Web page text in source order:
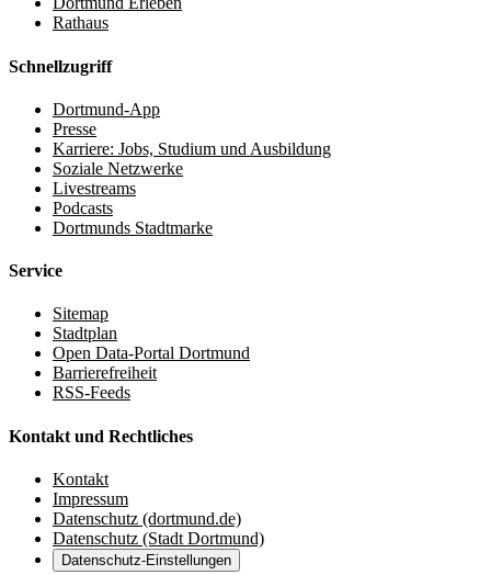
Rathaus
Schnellzugriff
Dortmund-App
Presse
Karriere: Jobs, Studium und Ausbildung
Soziale Netzwerke
Livestreams
Podcasts
Dortmunds Stadtmarke
Service
Sitemap
Stadtplan
Open Data-Portal Dortmund
Barrierefreiheit
RSS-Feeds
Kontakt und Rechtliches
Kontakt
Impressum
Datenschutz (dortmund.de)
Datenschutz (Stadt Dortmund)
Datenschutz-Einstellungen